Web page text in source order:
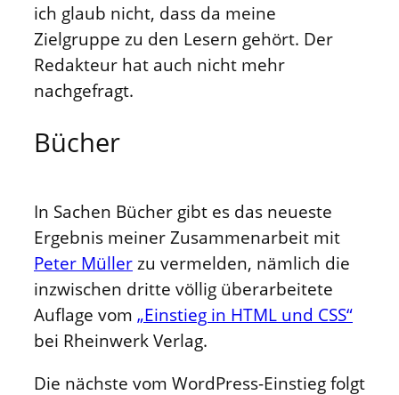
ich glaub nicht, dass da meine
Zielgruppe zu den Lesern gehört. Der
Redakteur hat auch nicht mehr
nachgefragt.
Bücher
In Sachen Bücher gibt es das neueste
Ergebnis meiner Zusammenarbeit mit
Peter Müller zu vermelden, nämlich die
inzwischen dritte völlig überarbeitete
Auflage vom „Einstieg in HTML und CSS“
bei Rheinwerk Verlag.
Die nächste vom WordPress-Einstieg folgt